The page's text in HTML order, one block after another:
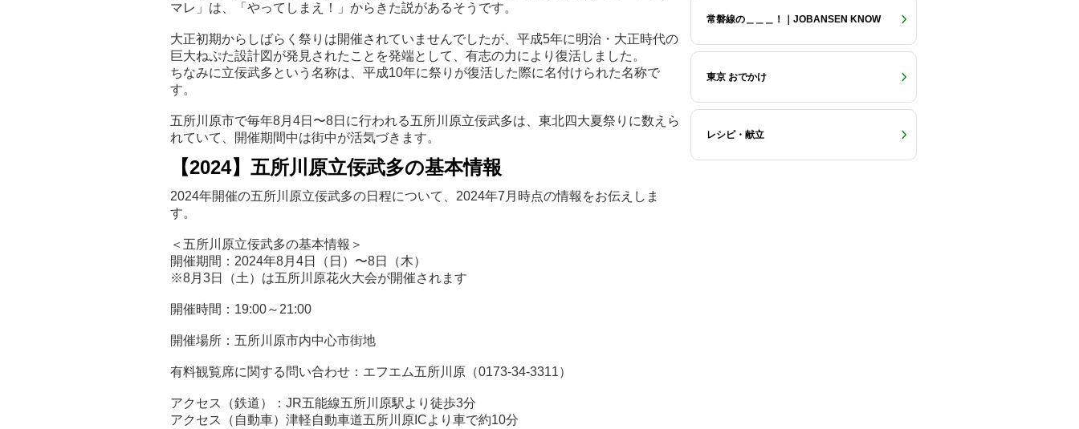
マレ」は、「やってしまえ！」からきた説があるそうです。
大正初期からしばらく祭りは開催されていませんでしたが、平成5年に明治・大正時代の
巨大ねぷた設計図が発見されたことを発端として、有志の力により復活しました。
ちなみに立佞武多という名称は、平成10年に祭りが復活した際に名付けられた名称で
す。
五所川原市で毎年8月4日〜8日に行われる五所川原立佞武多は、東北四大夏祭りに数えら
れていて、開催期間中は街中が活気づきます。
【2024】五所川原立佞武多の基本情報
2024年開催の五所川原立佞武多の日程について、2024年7月時点の情報をお伝えしま
す。
＜五所川原立佞武多の基本情報＞
開催期間：2024年8月4日（日）〜8日（木）
※8月3日（土）は五所川原花火大会が開催されます
開催時間：19:00～21:00
開催場所：五所川原市内中心市街地
有料観覧席に関する問い合わせ：エフエム五所川原（0173-34-3311）
アクセス（鉄道）：JR五能線五所川原駅より徒歩3分
アクセス（自動車）津軽自動車道五所川原ICより車で約10分
常磐線の＿＿＿！｜JOBANSEN KNOW
東京 おでかけ
レシピ・献立